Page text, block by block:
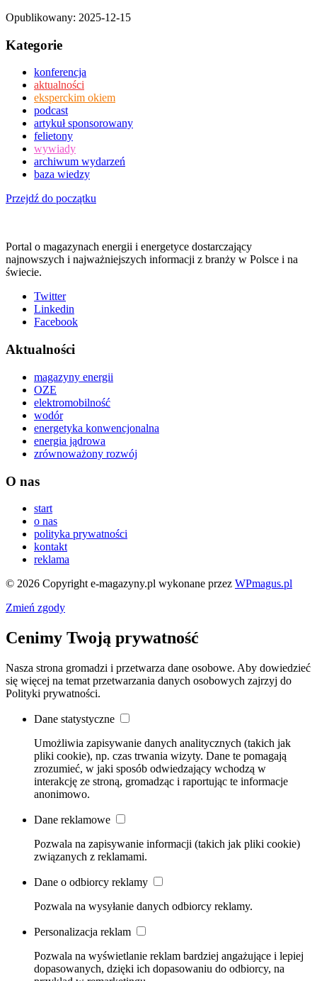
Opublikowany: 2025-12-15
Kategorie
konferencja
aktualności
eksperckim okiem
podcast
artykuł sponsorowany
felietony
wywiady
archiwum wydarzeń
baza wiedzy
Przejdź do początku
Portal o magazynach energii i energetyce dostarczający
najnowszych i najważniejszych informacji z branży w Polsce i na
świecie.
Twitter
Linkedin
Facebook
Aktualności
magazyny energii
OZE
elektromobilność
wodór
energetyka konwencjonalna
energia jądrowa
zrównoważony rozwój
O nas
start
o nas
polityka prywatności
kontakt
reklama
© 2026 Copyright e-magazyny.pl wykonane przez WPmagus.pl
Zmień zgody
Cenimy Twoją prywatność
Nasza strona gromadzi i przetwarza dane osobowe. Aby dowiedzieć
się więcej na temat przetwarzania danych osobowych zajrzyj do
Polityki prywatności.
Dane statystyczne
Umożliwia zapisywanie danych analitycznych (takich jak
pliki cookie), np. czas trwania wizyty. Dane te pomagają
zrozumieć, w jaki sposób odwiedzający wchodzą w
interakcję ze stroną, gromadząc i raportując te informacje
anonimowo.
Dane reklamowe
Pozwala na zapisywanie informacji (takich jak pliki cookie)
związanych z reklamami.
Dane o odbiorcy reklamy
Pozwala na wysyłanie danych odbiorcy reklamy.
Personalizacja reklam
Pozwala na wyświetlanie reklam bardziej angażujące i lepiej
dopasowanych, dzięki ich dopasowaniu do odbiorcy, na